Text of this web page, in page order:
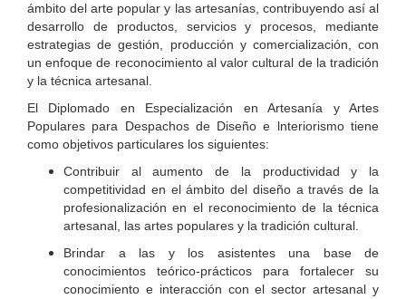
ámbito del arte popular y las artesanías, contribuyendo así al
desarrollo de productos, servicios y procesos, mediante
estrategias de gestión, producción y comercialización, con
un enfoque de reconocimiento al valor cultural de la tradición
y la técnica artesanal.
El Diplomado en Especialización en Artesanía y Artes
Populares para Despachos de Diseño e lnteriorismo tiene
como objetivos particulares los siguientes:
Contribuir al aumento de la productividad y la
competitividad en el ámbito del diseño a través de la
profesionalización en el reconocimiento de la técnica
artesanal, las artes populares y la tradición cultural.
Brindar a las y los asistentes una base de
conocimientos teórico-prácticos para fortalecer su
conocimiento e interacción con el sector artesanal y